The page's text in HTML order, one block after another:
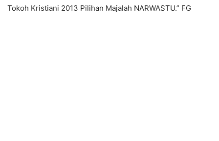
Tokoh Kristiani 2013 Pilihan Majalah NARWASTU.” FG